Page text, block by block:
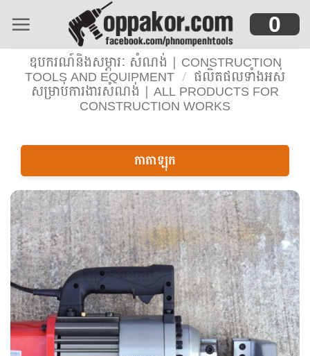
0
ឧបករណ៍និងសម្ភារៈ សំណង់ | CONSTRUCTION
TOOLS AND EQUIPMENT / ផលិតផលទាំងអស់
សម្រាប់ការងារសំណង់ | ALL PRODUCTS FOR
CONSTRUCTION WORKS
កាតាឡុក